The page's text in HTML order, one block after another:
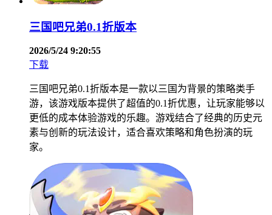
三国吧兄弟0.1折版本
2026/5/24 9:20:55
下载
三国吧兄弟0.1折版本是一款以三国为背景的策略类手
游，该游戏版本提供了超值的0.1折优惠，让玩家能够以
更低的成本体验游戏的乐趣。游戏结合了经典的历史元
素与创新的玩法设计，适合喜欢策略和角色扮演的玩
家。